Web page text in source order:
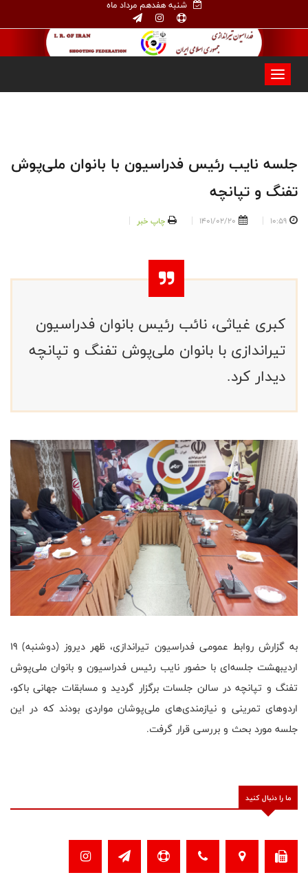
شنبه هفدهم مرداد ماه
جلسه نایب رئیس فدراسیون با بانوان ملی‌پوش
تفنگ و تپانچه
10:59
1401/02/20 چاپ خبر
کبری غیاثی، نائب رئیس بانوان فدراسیون
تیراندازی با بانوان ملی‌پوش تفنگ و تپانچه
دیدار کرد.
به گزارش روابط عمومی فدراسیون تیراندازی، ظهر دیروز (دوشنبه) 19
اردیبهشت جلسه‌ای با حضور نایب رئیس فدراسیون و بانوان ملی‌پوش
تفنگ و تپانچه در سالن جلسات برگزار گردید و مسابقات جهانی باکو،
اردوهای تمرینی و نیازمندی‌های ملی‌پوشان مواردی بودند که در این
جلسه مورد بحث و بررسی قرار گرفت.
ما را دنبال کنید